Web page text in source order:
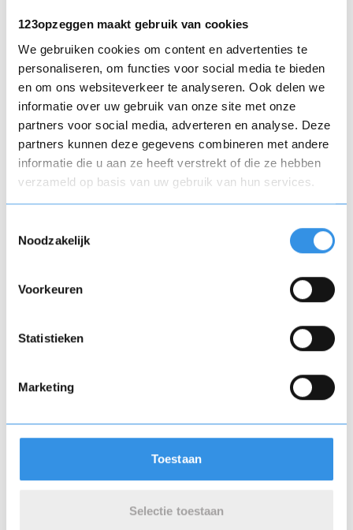
123opzeggen maakt gebruik van cookies
We gebruiken cookies om content en advertenties te
personaliseren, om functies voor social media te bieden
en om ons websiteverkeer te analyseren. Ook delen we
informatie over uw gebruik van onze site met onze
partners voor social media, adverteren en analyse. Deze
partners kunnen deze gegevens combineren met andere
informatie die u aan ze heeft verstrekt of die ze hebben
verzameld op basis van uw gebruik van hun services.
Noodzakelijk
Voorkeuren
Statistieken
Marketing
Toestaan
Selectie toestaan
automatische incasso
online betaling via bank of creditcard
handmatige bankoverschrijving
contante betaling bij een kantoor of
penningmeester
Voordelen van contributie
evenementen
organisatie
contributie
Wat als ik mijn contributie niet
kan betalen